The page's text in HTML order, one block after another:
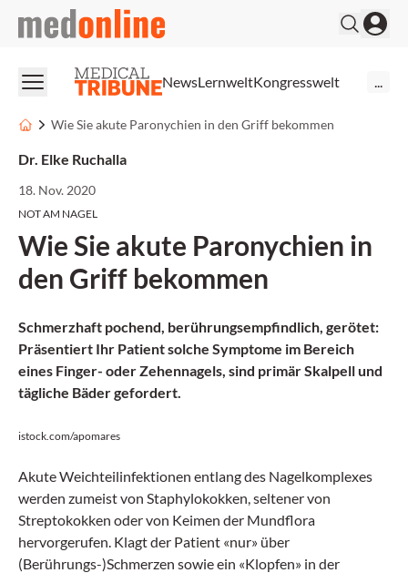
medonline
NewsLernweltKongresswelt
Wie Sie akute Paronychien in den Griff bekommen
Dr. Elke Ruchalla
18. Nov. 2020
NOT AM NAGEL
Wie Sie akute Paronychien in
den Griff bekommen
Schmerzhaft pochend, berührungsempfindlich, gerötet:
Präsentiert Ihr Patient solche Symptome im Bereich
eines Finger- oder Zehennagels, sind primär Skalpell und
tägliche Bäder gefordert.
istock.com/apomares
Akute Weichteilinfektionen entlang des Nagelkomplexes
werden zumeist von Staphylokokken, seltener von
Streptokokken oder von Keimen der Mundflora
hervorgerufen. Klagt der Patient «nur» über
(Berührungs-)Schmerzen sowie ein «Klopfen» in der